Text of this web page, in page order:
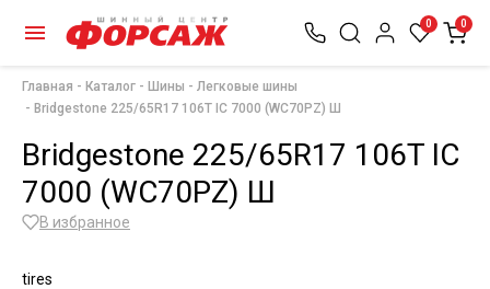
0 0
Главная Каталог Шины
Легковые шины
Bridgestone 225/65R17 106T IC 7000 (WC70PZ) Ш
Bridgestone 225/65R17 106T IC
7000 (WC70PZ) Ш
В избранное
tires